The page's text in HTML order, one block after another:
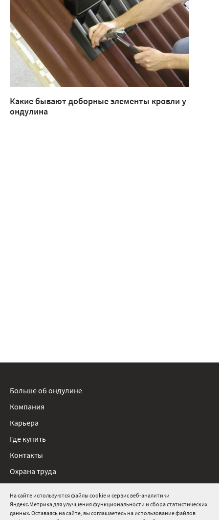
На сайте используются файлы cookie и сервис веб-аналитики
Яндекс.Метрика для улучшения функциональности и сбора статистических
данных. Оставаясь на сайте, вы соглашаетесь на использование файлов
Какие бывают доборные элементы кровли у
ондулина
8 800 511 91 82
Больше об ондулине
Компания
Карьера
Где купить
Контакты
Охрана труда